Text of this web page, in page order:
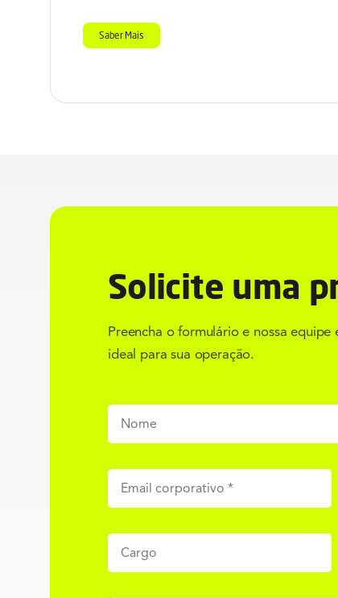
Saber Mais
Solicite uma
Preencha o formulário e nossa
ideal para sua operação.